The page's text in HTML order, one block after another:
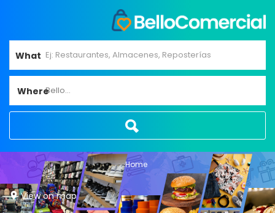
What
WhereBello...
Home
View on map